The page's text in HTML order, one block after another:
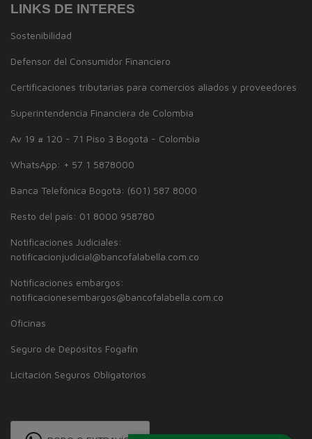
LINKS DE INTERES
Sostenibilidad
Defensor del Consumidor Financiero
Certificaciones tributarias para comercios aliados y proveedores
Superintendencia Financiera de Colombia
Av 19 # 120 - 71 Piso 3 Bogotá - Colombia
WhatsApp: + 57 1 5878000
Banca Telefónica Bogotá: (601) 587 8000
Resto del país: 01 8000 958780
Notificaciones Judiciales:
notificacionjudicial@bancofalabella.com.co
Notificaciones embargos:
notificacionesembargos@bancofalabella.com.co
Oficinas
Seguro de Depósitos Fogafín
Licitación Seguros Obligatorios